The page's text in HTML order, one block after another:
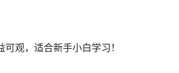
观，适合新手小白学习！